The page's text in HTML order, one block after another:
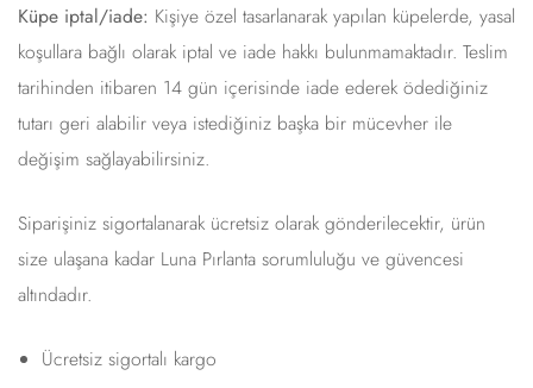
Küpe iptal/iade: Kişiye özel tasarlanarak yapılan küpelerde, yasal
koşullara bağlı olarak iptal ve iade hakkı bulunmamaktadır. Teslim
tarihinden itibaren 14 gün içerisinde iade ederek ödediğiniz
tutarı geri alabilir veya istediğiniz başka bir mücevher ile
değişim sağlayabilirsiniz.
Siparişiniz sigortalanarak ücretsiz olarak gönderilecektir, ürün
size ulaşana kadar Luna Pırlanta sorumluluğu ve güvencesi
altındadır.
Ücretsiz sigortalı kargo